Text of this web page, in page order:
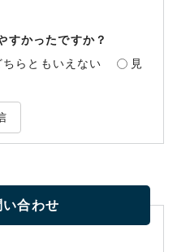
すかったですか？
ちらともいえない
見
い合わせ